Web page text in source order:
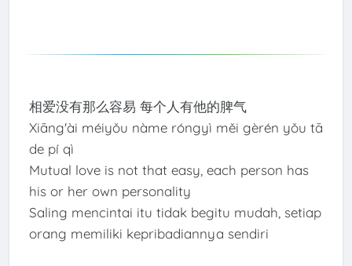
相爱没有那么容易 每个人有他的脾气
Xiāng'ài méiyǒu nàme róngyì měi gèrén yǒu tā
de pí qì
Mutual love is not that easy, each person has
his or her own personality
Saling mencintai itu tidak begitu mudah, setiap
orang memiliki kepribadiannya sendiri